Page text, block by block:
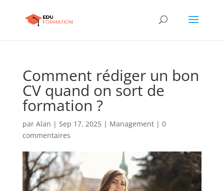
Comment rédiger un bon
CV quand on sort de
formation ?
par Alan | Sep 17, 2025| Management| 0
commentaires